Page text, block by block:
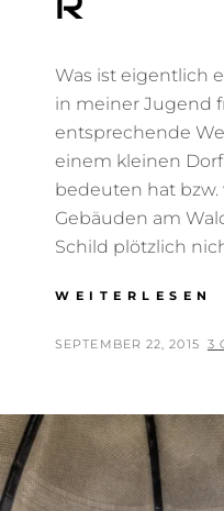
Was ist eigentlich
in meiner Jugend
entsprechende
einem kleinen
bedeuten hat
Gebäuden am
Schild plötzlich
WEITERLESEN
POSTED
SEPTEMBER 22, 2015 T
M
A
S
3